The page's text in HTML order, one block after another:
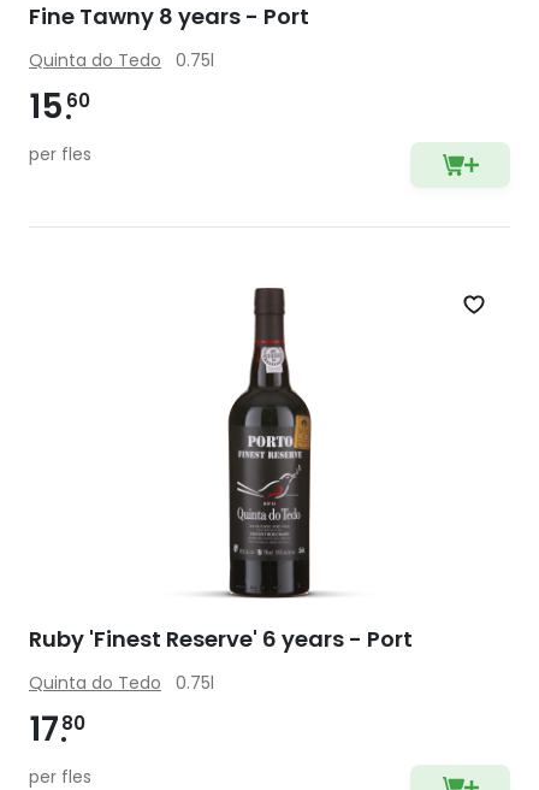
Fine Tawny 8 years - Port
Quinta do Tedo 0.75l
15 60
per fles
Zet
Ruby 'Finest Reserve' 6 years - Port
Quinta do Tedo 0.75l
1780
per fles